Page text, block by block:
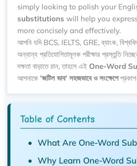
simply looking to polish your
substitutions will help you
more concisely and effectively.
আপনি যদি BCS, IELTS, GRE, ব্যাংক,
অন্যান্য প্রতিযোগিতামূলক পরীক্ষার প্রস্তুতি
দক্ষতা বাড়াতে চান, তাহলে এই One-Word
আপনাকে 'জটিল ভাব' সহজভাবে ও সংক্ষেপেপ্রকাশ
Table of Contents
What Are One-Word
Why Learn One-Word